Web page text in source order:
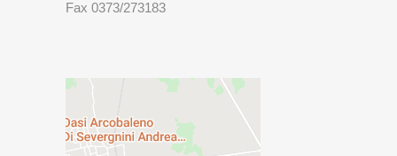
Fax 0373/273183